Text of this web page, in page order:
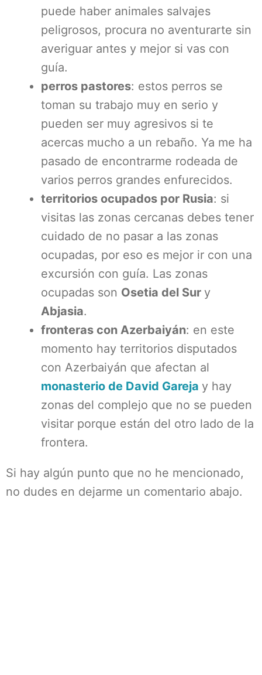
puede haber animales salvajes
peligrosos, procura no aventurarte sin
averiguar antes y mejor si vas con
guía.
perros pastores: estos perros se
toman su trabajo muy en serio y
pueden ser muy agresivos si te
acercas mucho a un rebaño. Ya me ha
pasado de encontrarme rodeada de
varios perros grandes enfurecidos.
territorios ocupados por Rusia: si
visitas las zonas cercanas debes tener
cuidado de no pasar a las zonas
ocupadas, por eso es mejor ir con una
excursión con guía. Las zonas
ocupadas son Osetia del Sur y
Abjasia.
fronteras con Azerbaiyán: en este
momento hay territorios disputados
con Azerbaiyán que afectan al
monasterio de David Gareja y hay
zonas del complejo que no se pueden
visitar porque están del otro lado de la
frontera.
Si hay algún punto que no he mencionado,
no dudes en dejarme un comentario abajo.